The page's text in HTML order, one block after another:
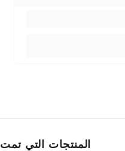
المنتجات التي